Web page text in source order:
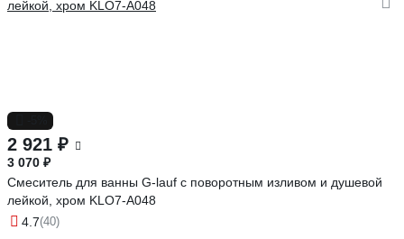
2 921 ₽
3 070 ₽
Смеситель для ванны G-lauf с поворотным изливом и душевой
лейкой, хром KLO7-A048
4.7(40)